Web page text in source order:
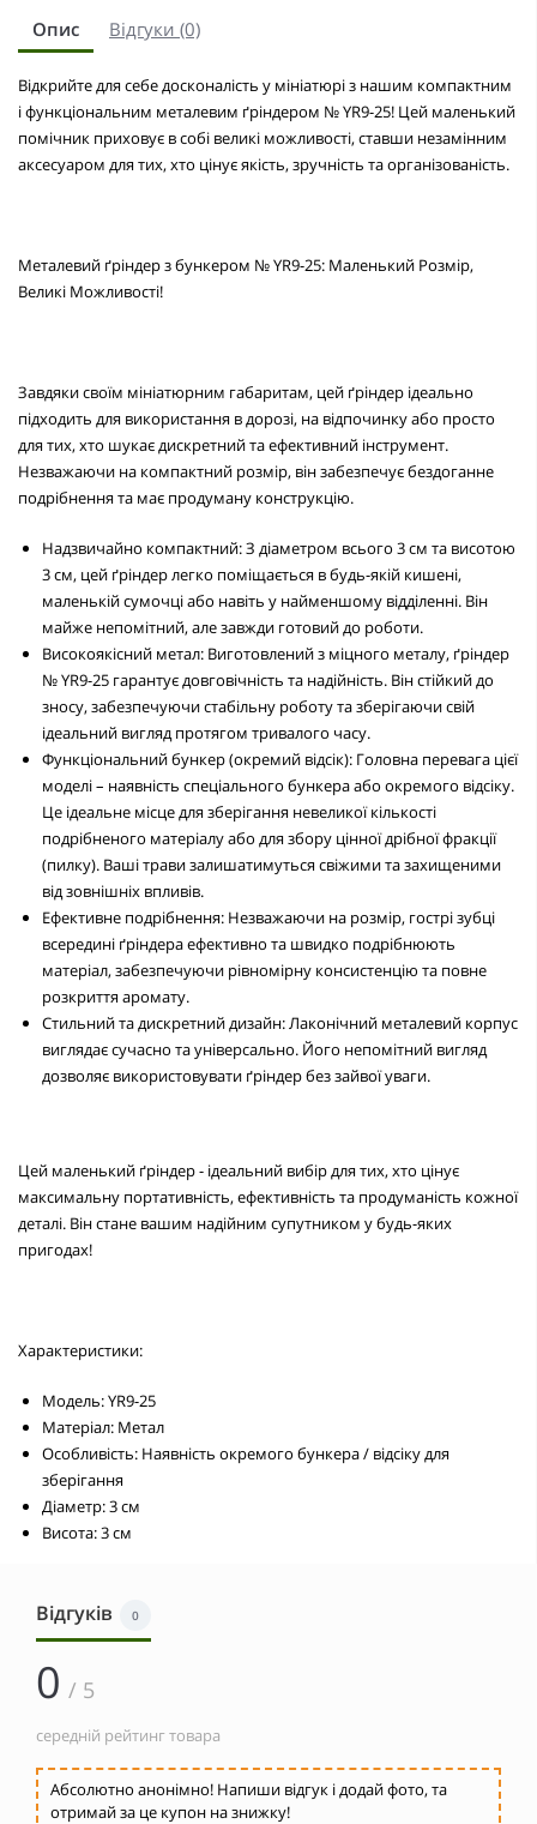
Опис Відгуки (0)
Відкрийте для себе досконалість у мініатюрі з нашим компактним
і функціональним металевим ґріндером № YR9-25! Цей маленький
помічник приховує в собі великі можливості, ставши незамінним
аксесуаром для тих, хто цінує якість, зручність та організованість.
Металевий ґріндер з бункером № YR9-25: Маленький Розмір,
Великі Можливості!
Завдяки своїм мініатюрним габаритам, цей ґріндер ідеально
підходить для використання в дорозі, на відпочинку або просто
для тих, хто шукає дискретний та ефективний інструмент.
Незважаючи на компактний розмір, він забезпечує бездоганне
подрібнення та має продуману конструкцію.
Надзвичайно компактний: З діаметром всього 3 см та висотою
3 см, цей ґріндерлегко поміщається в будь-якій кишені,
маленькій сумочці або навіть у найменшому відділенні. Він
майже непомітний, але завжди готовий до роботи.
Високоякісний метал: Виготовлений з міцного металу, ґріндер
№ YR9-25 гарантує довговічність та надійність. Він стійкий до
зносу, забезпечуючи стабільну роботу та зберігаючи свій
ідеальний вигляд протягом тривалого часу.
Функціональний бункер (окремий відсік): Головна перевага цієї
моделі – наявність спеціального бункера або окремого відсіку.
Це ідеальне місце для зберігання невеликої кількості
подрібненого матеріалу або для збору цінної дрібної фракції
(пилку). Ваші трави залишатимуться свіжими та захищеними
від зовнішніх впливів.
Ефективне подрібнення: Незважаючи на розмір, гострі зубці
всередині ґріндераефективно та швидко подрібнюють
матеріал, забезпечуючи рівномірну консистенцію та повне
розкриття аромату.
Стильний та дискретний дизайн: Лаконічний металевий корпус
виглядає сучасно та універсально. Його непомітний вигляд
дозволяє використовувати ґріндербез зайвої уваги.
Цей маленький ґріндер- ідеальний вибір для тих, хто цінує
максимальну портативність, ефективність та продуманість кожної
деталі. Він стане вашим надійним супутником у будь-яких
пригодах!
Характеристики:
Модель: YR9-25
Матеріал: Метал
Особливість: Наявність окремого бункера / відсіку для
зберігання
Діаметр: 3 см
Висота: 3 см
Відгуків 0
0 / 5
середній рейтинг товара
Абсолютно анонімно! Напиши відгук і додай фото, та
отримай за це купон на знижку!